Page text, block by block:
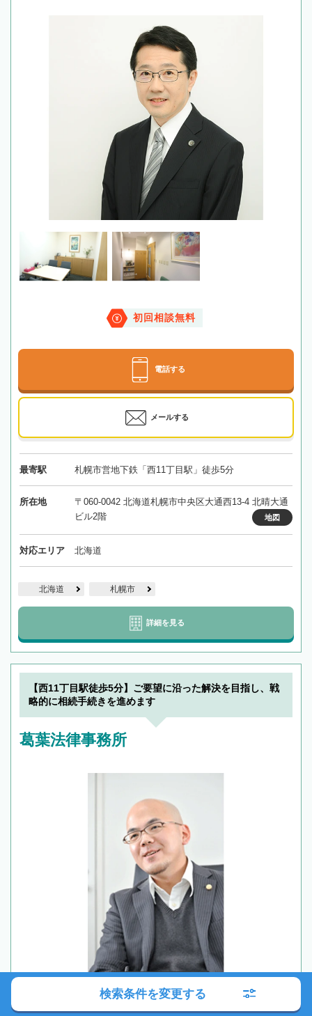
初回相談無料
電話する
メールする
最寄駅 札幌市営地下鉄「西11丁目駅」徒歩5分
所在地
〒060-0042 北海道札幌市中央区大通西13-4 北晴大通
ビル2階
地図
対応エリア 北海道
北海道 札幌市
詳細を見る
【西11丁目駅徒歩5分】ご要望に沿った解決を目指し、戦
略的に相続手続きを進めます
葛葉法律事務所
検索条件を変更する